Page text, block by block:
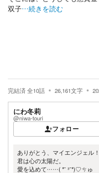
双子…続きを読む
完結済全10話 26,161文字
にわ冬莉
@niwa-touri
フォロー
ありがとう、マイエンジェル！
君は心の太陽だ。
愛を込めて……( *¯ ³¯*)♡ㄘゅ